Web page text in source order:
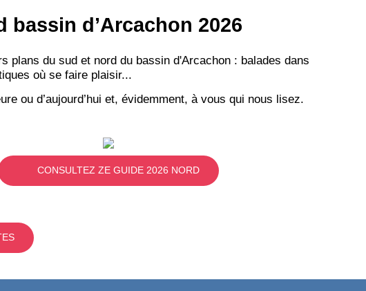
S'ABONNERd’Arcachon 2026
plans du sud et nord du bassin d'Arcachon : balades dans
où se faire plaisir...
ou d’aujourd’hui et, évidemment, à vous qui nous lisez.
CONSULTEZ ZE GUIDE 2026 NORD